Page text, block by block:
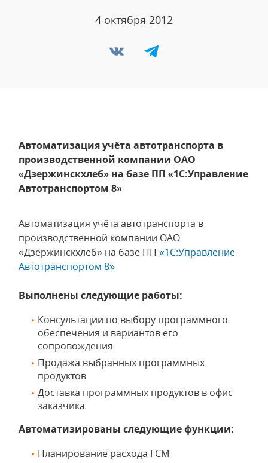
4 октября 2012
Автоматизация учёта автотранспорта в
производственной компании ОАО
«Дзержинскхлеб» на базе ПП «1С:Управление
Автотранспортом 8»
Автоматизация учёта автотранспорта в
производственной компании ОАО
«Дзержинскхлеб» на базе ПП «1С:Управление
Автотранспортом 8»
Выполнены следующие работы:
Консультации по выбору программного
обеспечения и вариантов его
сопровождения
Продажа выбранных программных
продуктов
Доставка программных продуктов в офис
заказчика
Автоматизированы следующие функции:
Планирование расхода ГСМ